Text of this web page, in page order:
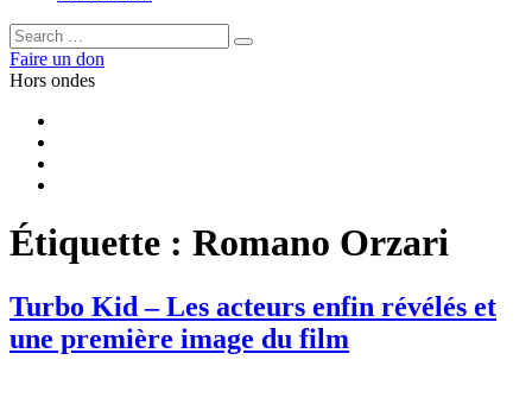
Rechercher :
Rechercher
Faire un don
Hors ondes
Étiquette : Romano Orzari
Turbo Kid – Les acteurs enfin révélés et
une première image du film